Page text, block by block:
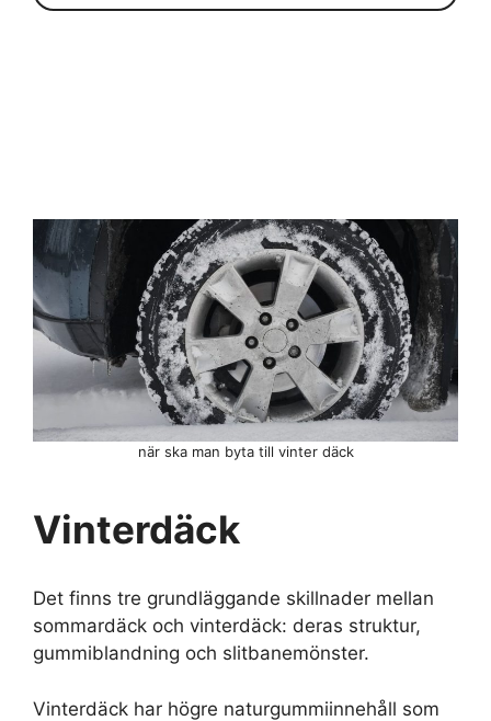
Vinterdäck
Det finns tre grundläggande skillnader mellan
sommardäck och vinterdäck: deras struktur,
gummiblandning och slitbanemönster.
Vinterdäck har högre naturgummiinnehåll som
när ska man byta till vinter däck